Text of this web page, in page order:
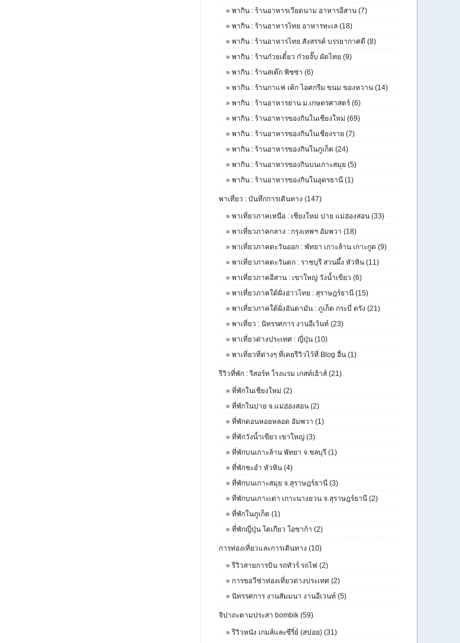
» พากิน : ร้านอาหารเวียดนาม อาหารอีสาน (7)
» พากิน : ร้านอาหารไทย อาหารทะเล (18)
» พากิน : ร้านอาหารไทย สังสรรค์ บรรยากาศดี (8)
» พากิน : ร้านก๋วยเตี๋ยว ก๋วยจั๊บ ผัดไทย (9)
» พากิน : ร้านสเต๊ก พิชซ่า (6)
» พากิน : ร้านกาแฟ เค้ก ไอศกรีม ขนม ของหวาน (14)
» พากิน : ร้านอาหารย่าน ม.เกษตรศาสตร์ (6)
» พากิน : ร้านอาหารของกินในเชียงใหม่ (69)
» พากิน : ร้านอาหารของกินในเชียงราย (7)
» พากิน : ร้านอาหารของกินในภูเก็ต (24)
» พากิน : ร้านอาหารของกินบนเกาะสมุย (5)
» พากิน : ร้านอาหารของกินในอุดรธานี (1)
พาเที่ยว : บันทึกการเดินทาง (147)
» พาเที่ยวภาคเหนือ : เชียงใหม่ ปาย แม่ฮ่องสอน (33)
» พาเที่ยวภาคกลาง : กรุงเทพฯ อัมพวา (18)
» พาเที่ยวภาคตะวันออก : พัทยา เกาะล้าน เกาะกูด (9)
» พาเที่ยวภาคตะวันตก : ราชบุรี สวนผึ้ง หัวหิน (11)
» พาเที่ยวภาคอีสาน : เขาใหญ่ วังน้ำเขียว (6)
» พาเที่ยวภาคใต้ฝั่งอ่าวไทย : สุราษฎร์ธานี (15)
» พาเที่ยวภาคใต้ฝั่งอันดามัน : ภูเก็ต กระบี่ ตรัง (21)
» พาเที่ยว : นิทรรศการ งานอีเว้นท์ (23)
» พาเที่ยวต่างประเทศ : ญี่ปุ่น (10)
» พาเที่ยวที่ต่างๆ ที่เคยรีวิวไว้ที่ Blog อื่น (1)
รีวิวที่พัก : รีสอร์ท โรงแรม เกสท์เฮ้าส์ (21)
» ที่พักในเชียงใหม่ (2)
» ที่พักในปาย จ.แม่ฮ่องสอน (2)
» ที่พักดอนหอยหลอด อัมพวา (1)
» ที่พักวังน้ำเขียว เขาใหญ่ (3)
» ที่พักบนเกาะล้าน พัทยา จ.ชลบุรี (1)
» ที่พักชะอำ หัวหิน (4)
» ที่พักบนเกาะสมุย จ.สุราษฎร์ธานี (3)
» ที่พักบนเกาะเต่า เกาะนางยวน จ.สุราษฎร์ธานี (2)
» ที่พักในภูเก็ต (1)
» ที่พักญี่ปุ่น โตเกียว โอซาก้า (2)
การท่องเที่ยวและการเดินทาง (10)
»รีวิวสายการบิน รถทัวร์ รถไฟ (2)
» การขอวีซ่าท่องเที่ยวต่างประเทศ (2)
» นิทรรศการ งานสัมมนา งานอีเวนท์ (5)
จิปาถะตามประสา bombik (59)
»รีวิวหนัง เกมส์และซีรี่ย์ (สปอย) (31)